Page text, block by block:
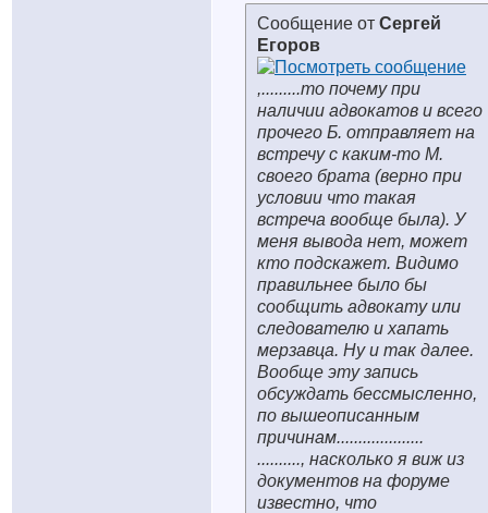
Сообщение от Сергей
Егоров
,.........то почему при
наличии адвокатов и всего
прочего Б. отправляет на
встречу с каким-то М.
своего брата (верно при
условии что такая
встреча вообще была). У
меня вывода нет, может
кто подскажет. Видимо
правильнее было бы
сообщить адвокату или
следователю и хапать
мерзавца. Ну и так далее.
Вообще эту запись
обсуждать бессмысленно,
по вышеописанным
причинам....................
.........., насколько я виж из
документов на форуме
известно, что